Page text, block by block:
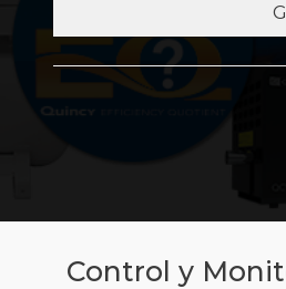
Control y